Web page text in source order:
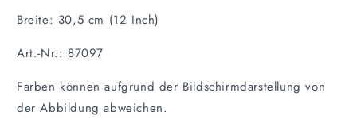
Breite: 30,5 cm (12 Inch)
Art.-Nr.: 87097
Farben können aufgrund der Bildschirmdarstellung von
der Abbildung abweichen.